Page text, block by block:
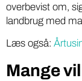
overbevist om,
landbrug med
Læs også:
Mange